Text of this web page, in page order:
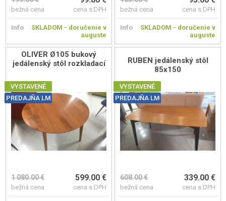
bežná cena cena s DPH
Info
SKLADOM - doručenie v
auguste
bežná cena cena s DPH
Info
SKLADOM - doručenie v
auguste
OLIVER Ø105 bukový
jedálenský stôl rozkladací
VYSTAVENÉ
PREDAJŇA LM
1 080.00 €
bežná cena
599.00 €
cena s DPH
RUBEN jedálenský stôl
85x150
VYSTAVENÉ
PREDAJŇA LM
608.00 €
bežná cena
339.00 €
cena s DPH